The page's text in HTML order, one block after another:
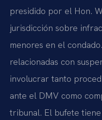
presidido por el Hon.
jurisdicción sobre
menores en el
relacionadas con
involucrar tanto
ante el DMV como
tribunal. El bufete